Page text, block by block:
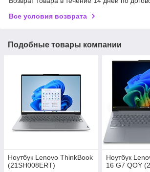
Все условия возврата
Подобные товары компании
Ноутбук Lenovo ThinkBook
(21SH008ERT)
Ноутбук
16 G7 QOY